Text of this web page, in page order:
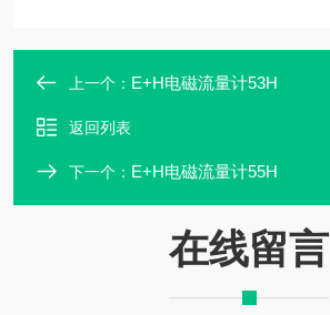
上一个： E+H电磁流量计53H
返回列表
下一个： E+H电磁流量计55H
在线留言